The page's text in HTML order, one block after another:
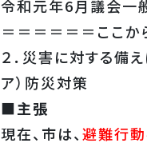
令和元年6月議会一
＝＝＝＝＝＝ここ
２．災害に対する備
ア）防災対策
■主張
現在、市は、避難行